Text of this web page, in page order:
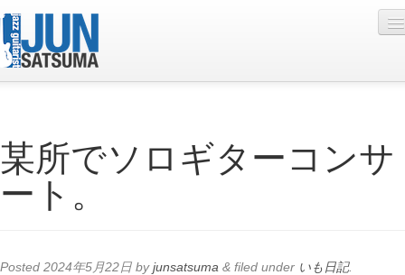
Live Schedule
Discography
某所でソロギターコンサ
ート。
Posted 2024年5月22日 byjunsatsuma & filed under いも日記.